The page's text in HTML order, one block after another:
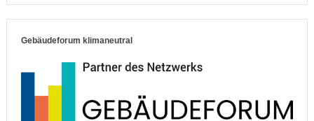
Gebäudeforum klimaneutral